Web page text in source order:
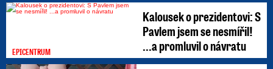
EPICENTRUM
Kalousek o prezidentovi: S
Pavlem jsem se nesmířil!
...a promluvil o návratu